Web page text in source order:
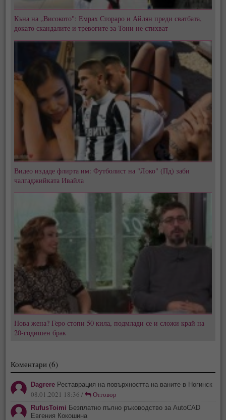
Къна на „Високото": Емрах Стораро и Айлян преди сватбата,
докато скандалите и тревогите за Тони не стихват
Видео издаде флирта им: Футболист на "Локо" (Пд) заби
чалгаджийката Ивайла
Нова жена? Геро стопи 50 кила, подмлади се и сложи край на
20-годишен брак
Коментари (6)
Dagrere Реставрация на повърхността на ваните в Ногинск
08.01.2021 18:36 / Отговор
RufusToimi Безплатно пълно ръководство за AutoCAD
Евгения Кокошина